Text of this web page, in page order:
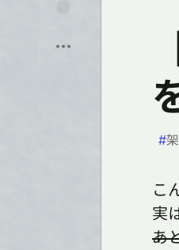
ぶ
#
こ
実
あ